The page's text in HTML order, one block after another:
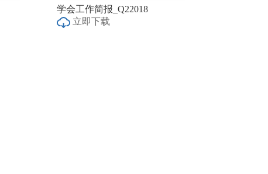
学会工作简报_Q22018
立即下载